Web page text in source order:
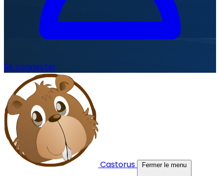
Se connecter
Castorus Fermer le menu